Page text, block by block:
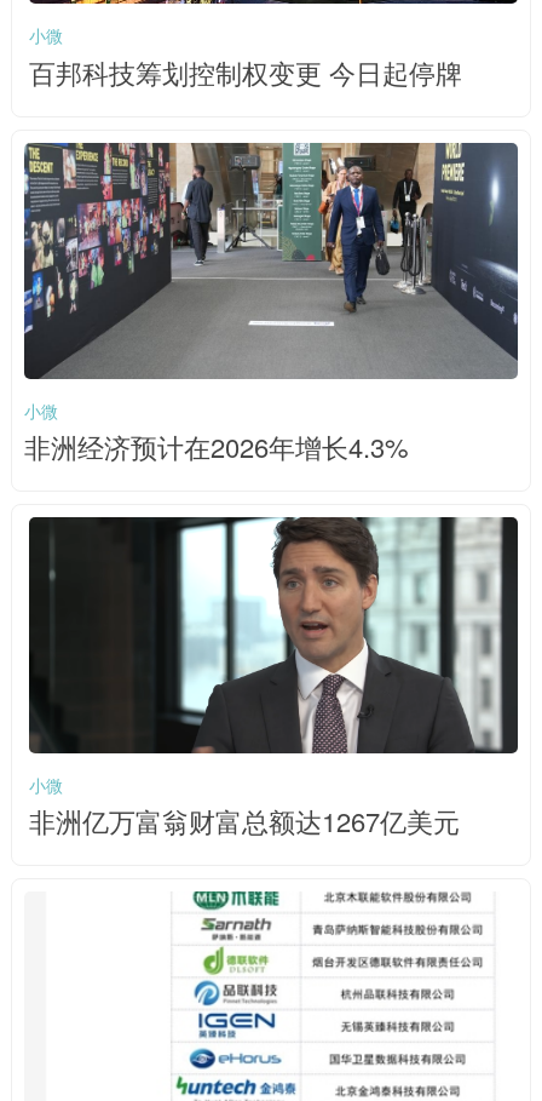
小微
百邦科技筹划控制权变更 今日起停牌
小微
非洲经济预计在2026年增长4.3%
小微
非洲亿万富翁财富总额达1267亿美元